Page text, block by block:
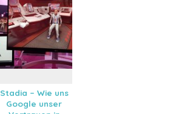
Stadia – Wie uns
Google unser